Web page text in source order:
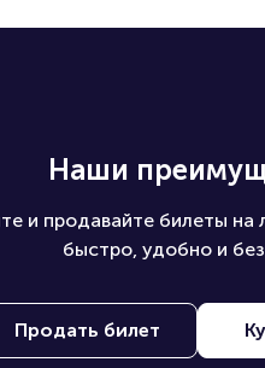
Наши
и продавайте билеты
быстро, удобно и
Продать билет